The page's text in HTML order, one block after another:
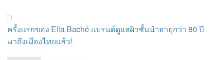
ครั้งแรกของ Ella Baché แบรนด์ดูแลผิวชั้นนำอายุกว่า 80 ปี
มาถึงเมืองไทยแล้ว!